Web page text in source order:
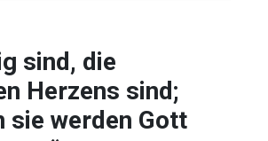
sind, die
Herzens sind;
sie werden Gott